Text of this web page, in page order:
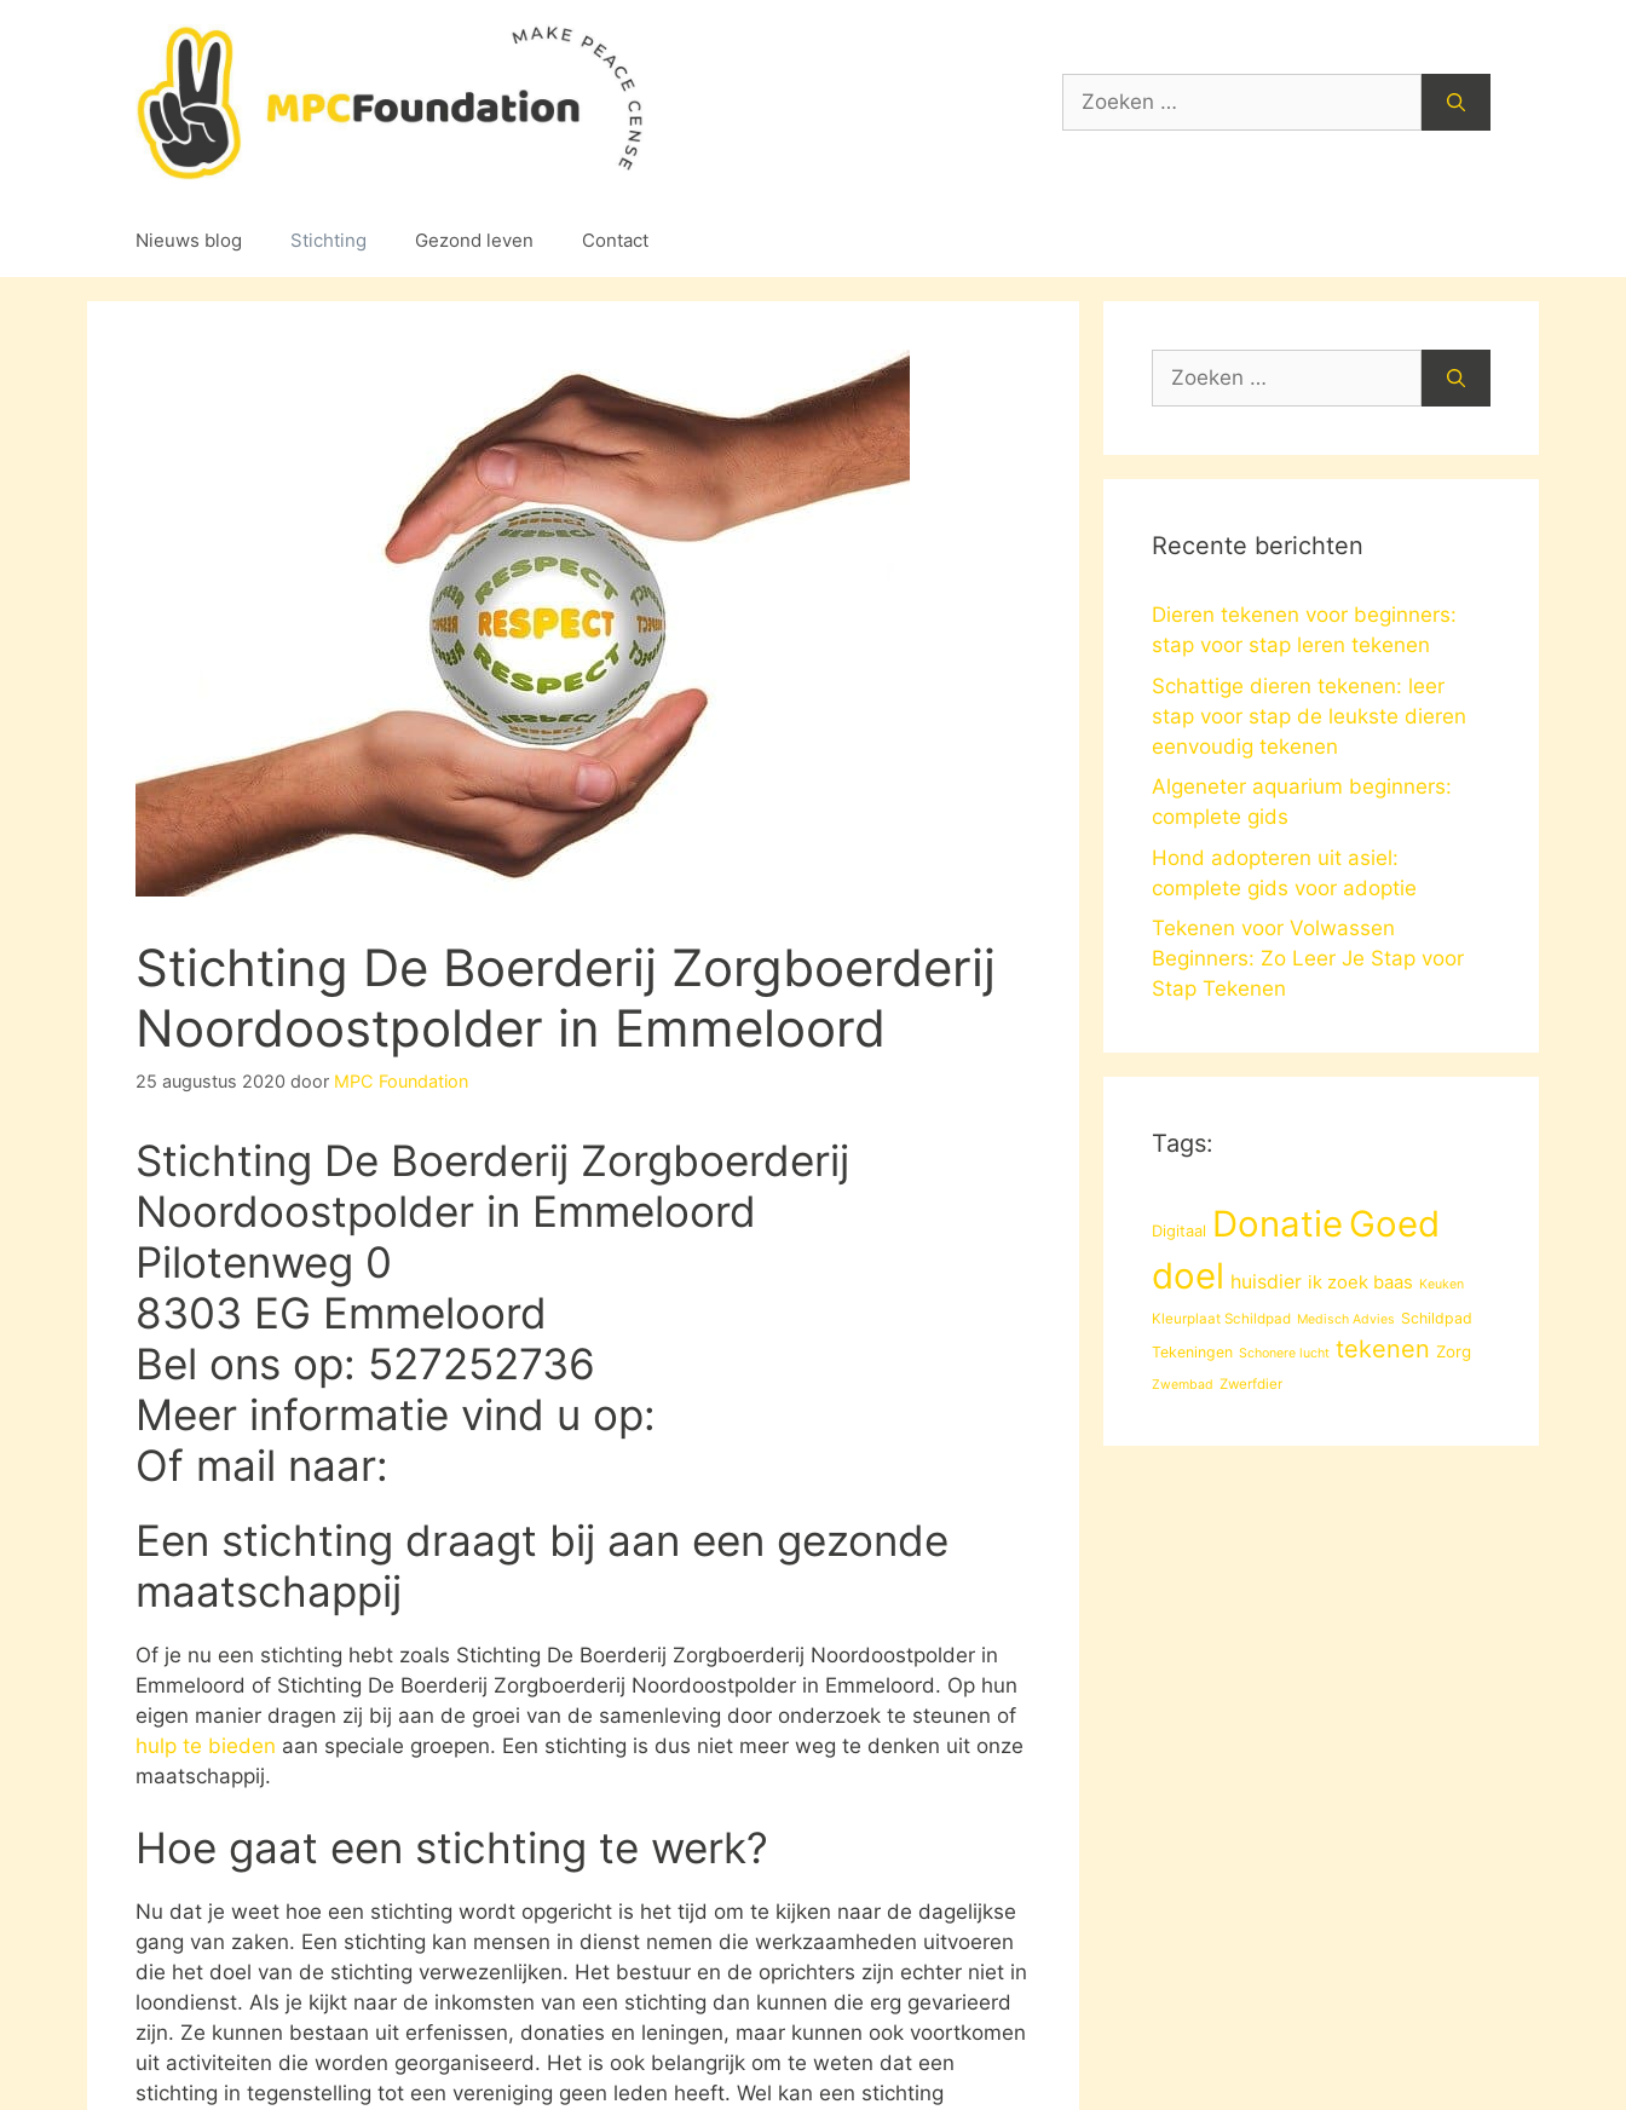
Zoek
Nieuws blog Stichting Gezond leven Contact
Stichting De Boerderij Zorgboerderij
Noordoostpolder in Emmeloord
25 augustus 2020 door MPC Foundation
Stichting De Boerderij Zorgboerderij
Noordoostpolder in Emmeloord
Pilotenweg 0
8303 EG Emmeloord
Bel ons op: 527252736
Meer informatie vind u op:
Of mail naar:
Een stichting draagt bij aan een gezonde
maatschappij
Of je nu een stichting hebt zoals Stichting De Boerderij Zorgboerderij Noordoostpolder in
Emmeloord of Stichting De Boerderij Zorgboerderij Noordoostpolder in Emmeloord. Op hun
eigen manier dragen zij bij aan de groei van de samenleving door onderzoek te steunen of
hulp te bieden aan speciale groepen. Een stichting is dus niet meer weg te denken uit onze
maatschappij.
Hoe gaat een stichting te werk?
Nu dat je weet hoe een stichting wordt opgericht is het tijd om te kijken naar de dagelijkse
gang van zaken. Een stichting kan mensen in dienst nemen die werkzaamheden uitvoeren
die het doel van de stichting verwezenlijken. Het bestuur en de oprichters zijn echter niet in
loondienst. Als je kijkt naar de inkomsten van een stichting dan kunnen die erg gevarieerd
zijn. Ze kunnen bestaan uit erfenissen, donaties en leningen, maar kunnen ook voortkomen
uit activiteiten die worden georganiseerd. Het is ook belangrijk om te weten dat een
stichting in tegenstelling tot een vereniging geen leden heeft. Wel kan een stichting
Zoek
Recente berichten
Dieren tekenen voor beginners:
stap voor stap leren tekenen
Schattige dieren tekenen: leer
stap voor stap de leukste dieren
eenvoudig tekenen
Algeneter aquarium beginners:
complete gids
Hond adopteren uit asiel:
complete gids voor adoptie
Tekenen voor Volwassen
Beginners: Zo Leer Je Stap voor
Stap Tekenen
Tags:
Digitaal Donatie Goed
doel huisdier ik zoek baas Keuken
Kleurplaat Schildpad Medisch Advies Schildpad
Tekeningen Schonere lucht tekenen Zorg
Zwembad Zwerfdier